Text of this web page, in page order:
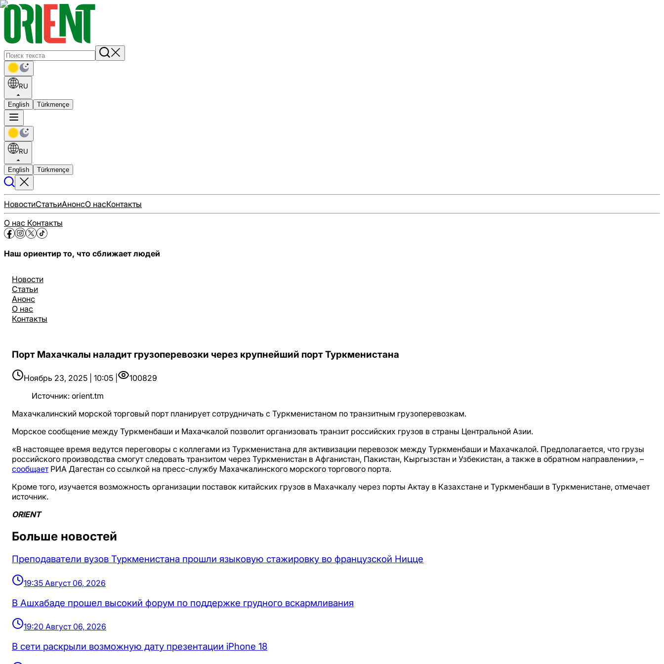
RU
English Türkmençe
RU
English Türkmençe
НовостиСтатьиАнонсО насКонтакты
О нас Контакты
Наш ориентир то, что сближает людей
Новости
Статьи
Анонс
О нас
Контакты
Порт Махачкалы наладит грузоперевозки через крупнейший порт Туркменистана
Ноябрь 23, 2025 | 10:05 |
100829
Источник: orient.tm
Махачкалинский морской торговый порт планирует сотрудничать с Туркменистаном по транзитным грузоперевозкам.
Морское сообщение между Туркменбаши и Махачкалой позволит организовать транзит российских грузов в страны Центральной Азии.
«В настоящее время ведутся переговоры с коллегами из Туркменистана для активизации перевозок между Туркменбаши и Махачкалой. Предполагается, что грузы
российского производства смогут следовать транзитом через Туркменистан в Афганистан, Пакистан, Кыргызстан и Узбекистан, а также в обратном направлении», –
сообщаетРИА Дагестан со ссылкой на пресс-службу Махачкалинского морского торгового порта.
Кроме того, изучается возможность организации поставок китайских грузов в Махачкалу через порты Актау в Казахстане и Туркменбаши в Туркменистане, отмечает
источник.
ORIENT
Больше новостей
Преподаватели вузов Туркменистана прошли языковую стажировку во французской Ницце
19:35 Август 06, 2026
В Ашхабаде прошел высокий форум по поддержке грудного вскармливания
19:20 Август 06, 2026
В сети раскрыли возможную дату презентации iPhone 18